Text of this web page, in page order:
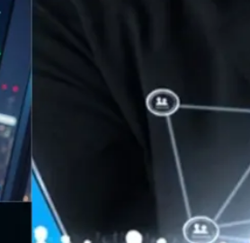
Kiralama Servisleri
Tarım & Hayvancılık